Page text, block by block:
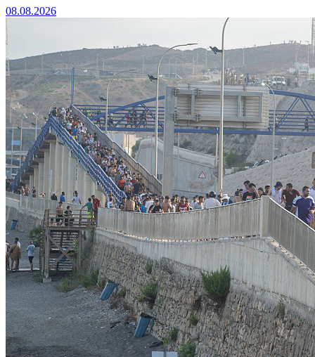
08.08.2026